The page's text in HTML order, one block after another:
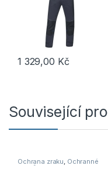
1 329,00 Kč
Tento produkt má
Související
Ochrana zraku Ochranné